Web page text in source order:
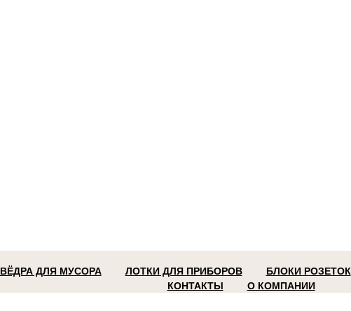
ВЁДРА ДЛЯ МУСОРА ЛОТКИ ДЛЯ ПРИБОРОВ БЛОКИ РОЗЕТОК
КОНТАКТЫ
О КОМПАНИИ